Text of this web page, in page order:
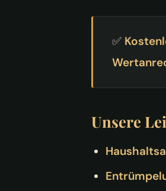
✅
Unsere